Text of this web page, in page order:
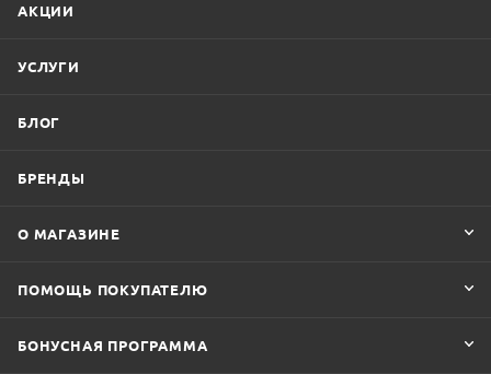
АКЦИИ
УСЛУГИ
БЛОГ
БРЕНДЫ
О МАГАЗИНЕ
ПОМОЩЬ ПОКУПАТЕЛЮ
БОНУСНАЯ ПРОГРАММА